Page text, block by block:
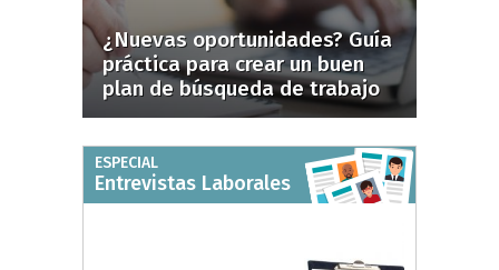
¿Nuevas oportunidades? Guía
práctica para crear un buen
plan de búsqueda de trabajo
ESPECIAL
Entrevistas Laborales